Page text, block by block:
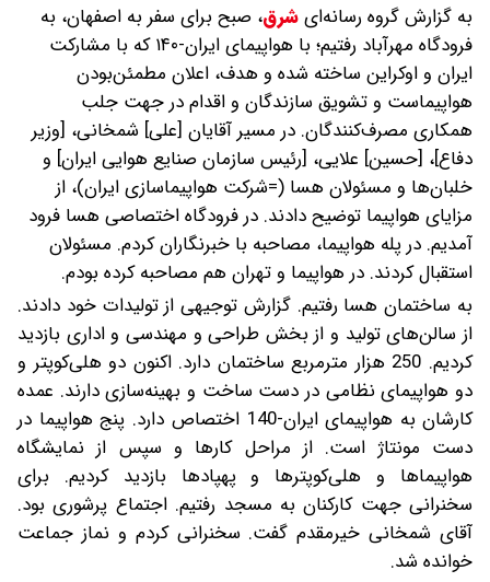
به گزارش گروه رسانه‌ایشرق، صبح برای سفر به اصفهان، به
فرودگاه مهرآباد رفتیم؛ با هواپیمای ایران‌-۱۴۰ که با مشارکت
ایران و اوکراین ساخته شده و هدف، اعلان مطمئن‌بودن
هواپیماست و تشویق سازندگان و اقدام در جهت جلب
همکاری مصرف‌کنندگان. در مسیر آقایان [علی] شمخانی، [وزیر
دفاع]، [حسین] علایی، [رئیس سازمان صنایع هوایی ایران] و
خلبان‌ها و مسئولان هسا (=شرکت هواپیماسازى ایران)، از
مزایای هواپیما توضیح دادند. در فرودگاه اختصاصی هسا فرود
آمدیم. در پله هواپیما، مصاحبه با خبرنگاران کردم. مسئولان
استقبال کردند. در هواپیما و تهران هم مصاحبه کرده بودم.
به ساختمان هسا رفتیم. گزارش توجیهی از تولیدات خود دادند.
از سالن‌‌های تولید و از بخش طراحی و مهندسی و اداری بازدید
کردیم. 250 هزار مترمربع ساختمان دارد. اکنون دو هلی‌کوپتر و
دو هواپیمای نظامی در دست ساخت و بهینه‌سازی دارند. عمده
کارشان به هواپیمای ایران-140 اختصاص دارد. پنج هواپیما در
دست مونتاژ است. از مراحل‌ کارها و سپس از نمایشگاه
هواپیماها و هلی‌کوپترها و پهپادها بازدید کردیم. برای
سخنرانی جهت کارکنان به مسجد رفتیم. اجتماع پرشوری بود.
آقای شمخانی خیرمقدم گفت. سخنرانی کردم و نماز جماعت
خوانده شد.